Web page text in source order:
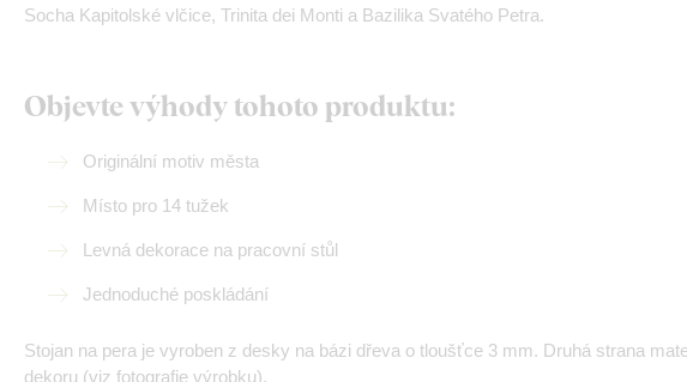
Socha Kapitolské vlčice, Trinita dei Monti a Bazilika Svatého Petra.
Objevte výhody tohoto produktu:
Originální motiv města
Místo pro 14 tužek
Levná dekorace na pracovní stůl
Jednoduché poskládání
Stojan na pera je vyroben z desky na bázi dřeva o tloušťce 3 mm. Druhá strana
dekoru (viz fotografie výrobku).